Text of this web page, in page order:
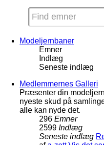
Modeljernbaner
Emner
Indlæg
Seneste indlæg
Medlemmernes Galleri
Præsenter din
nyeste skud på
alle kan nyde det.
296 Emner
2599 Indlæg
Seneste indlæg